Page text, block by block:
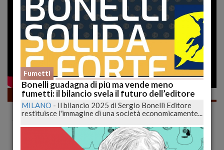
Fumetti
TEX WILLER con MEDAGLIA e
SOVRAPPREZZO. VEDIAMO... #Shorts |
lucadeejay
Fumetti
Bonelli guadagna di più ma vende meno
fumetti: il bilancio svela il futuro dell’editore
MILANO - Il bilancio 2025 di Sergio Bonelli Editore
restituisce l'immagine di una società economicamente...